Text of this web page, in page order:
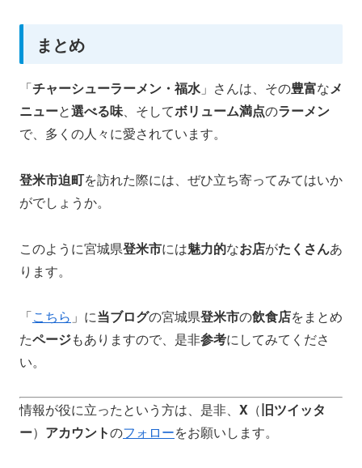
まとめ
「チャーシューラーメン・福水 」さんは、その豊富なメ
ニューと選べる味、そしてボリューム満点のラーメン
で、多くの人々に愛されています。
登米市迫町を訪れた際には、ぜひ立ち寄ってみてはいか
がでしょうか。
このように宮城県登米市には魅力的なお店がたくさんあ
ります。
「こちら 」に当ブログの宮城県登米市の飲食店をまとめ
たページもありますので、是非参考にしてみてくださ
い。
情報が役に立ったという方は、是非、 X （旧ツイッタ
ー） アカウントのフォローをお願いします。